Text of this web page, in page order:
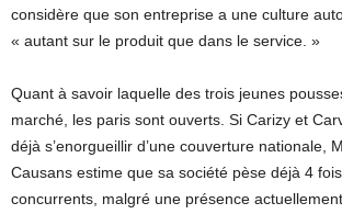
considère que son entreprise a une culture
« autant sur le produit que dans le service. »
Quant à savoir laquelle des trois jeunes
marché, les paris sont ouverts. Si Carizy et
déjà s’enorgueillir d’une couverture nationale,
Causans estime que sa société pèse déjà 4
concurrents, malgré une présence